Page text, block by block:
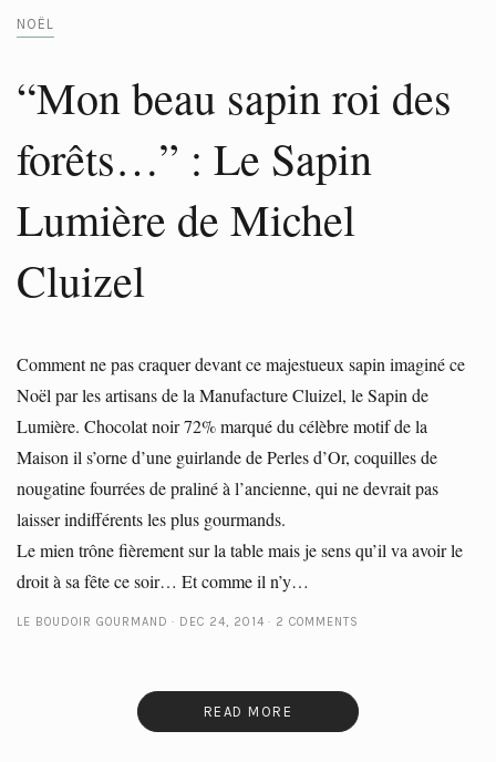
NOËL
“Mon beau sapin roi des
forêts…” : Le Sapin
Lumière de Michel
Cluizel
Comment ne pas craquer devant ce majestueux sapin imaginé ce
Noël par les artisans de la Manufacture Cluizel, le Sapin de
Lumière. Chocolat noir 72% marqué du célèbre motif de la
Maison il s’orne d’une guirlande de Perles d’Or, coquilles de
nougatine fourrées de praliné à l’ancienne, qui ne devrait pas
laisser indifférents les plus gourmands.
Le mien trône fièrement sur la table mais je sens qu’il va avoir le
droit à sa fête ce soir… Et comme il n’y…
LE BOUDOIR GOURMAND DEC 24, 2014 2 COMMENTS
READ MORE